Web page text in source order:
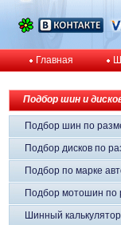
Главная
Подбор шин и
Подбор шин по
Подбор дисков по
Подбор по марке
Подбор мотошин по
Шинный калькулятор